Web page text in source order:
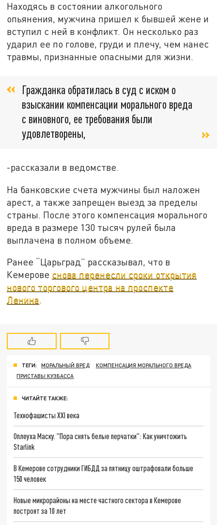
Находясь в состоянии алкогольного
опьянения, мужчина пришел к бывшей жене и
вступил с ней в конфликт. Он несколько раз
ударил ее по голове, груди и плечу, чем нанес
травмы, признанные опасными для жизни.
Гражданка обратилась в суд с иском о
взыскании компенсации морального вреда
с виновного, ее требования были
удовлетворены,
-рассказали в ведомстве.
На банковские счета мужчины был наложен
арест, а также запрещен выезд за пределы
страны. После этого компенсация морального
вреда в размере 130 тысяч рулей была
выплачена в полном объеме.
Ранее “Царьград” рассказывал, что в
Кемерове снова перенесли сроки открытия
нового торгового центра на проспекте
Ленина.
ТЕГИ: МОРАЛЬНЫЙ ВРЕД
КОМПЕНСАЦИЯ МОРАЛЬНОГО ВРЕДА
ПРИСТАВЫ КУЗБАССА
ЧИТАЙТЕ ТАКЖЕ:
Технофашисты XXI века
Оплеуха Маску. "Пора снять белые перчатки": Как уничтожить
Starlink
В Кемерове сотрудники ГИБДД за пятницу оштрафовали больше
150 человек
Новые микрорайоны на месте частного сектора в Кемерове
построят за 10 лет